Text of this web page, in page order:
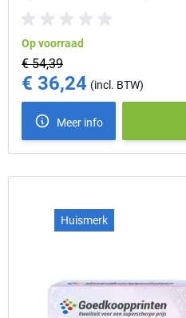
Op voorraad
€ 54,39
Special Price
€ 36,24
Meer info
Huismerk